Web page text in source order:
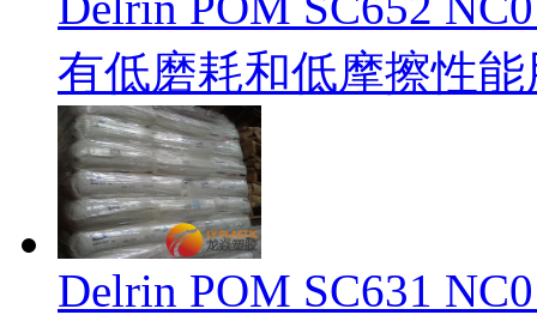
有低磨耗和低摩擦性
Delrin POM SC631